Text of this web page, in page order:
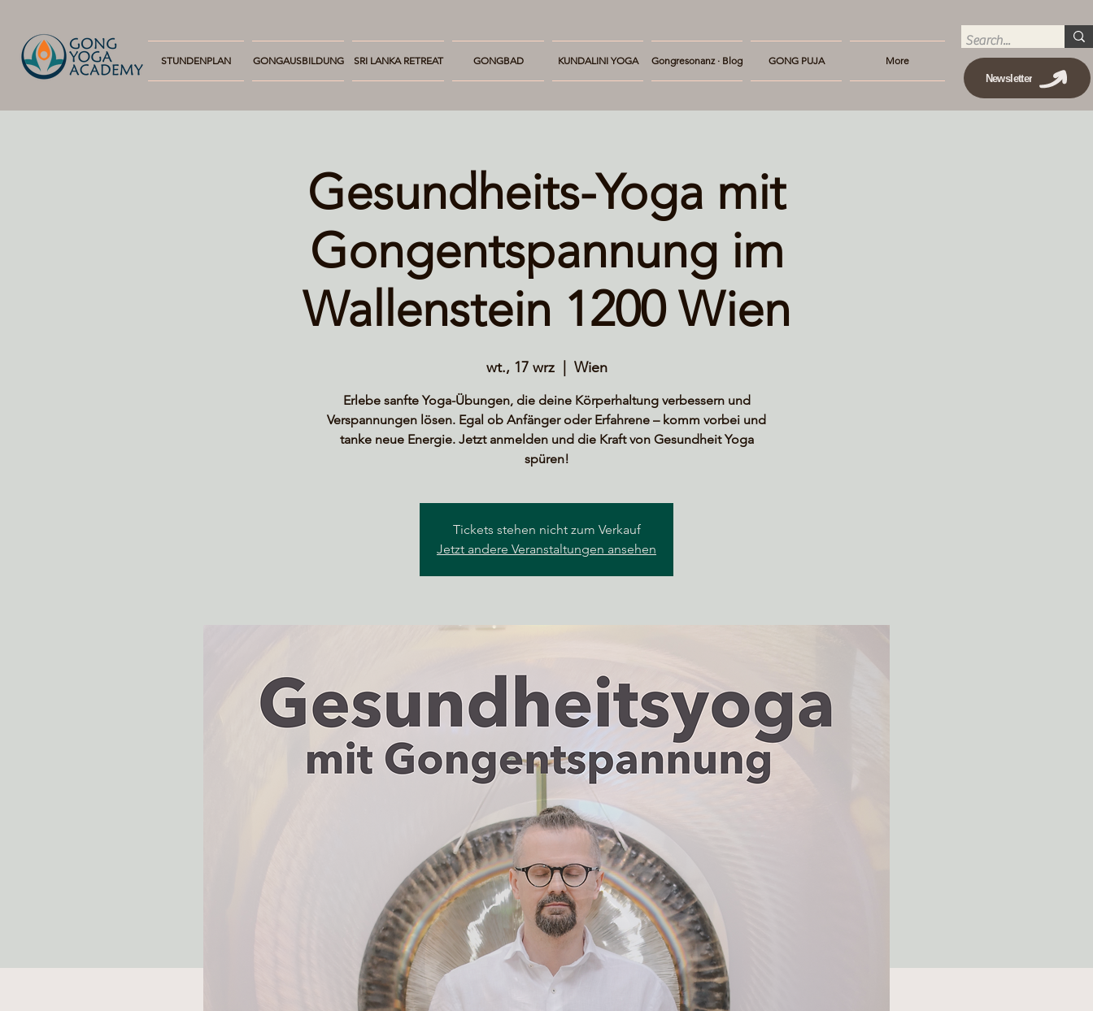
STUNDENPLAN GONGAUSBILDUNG SRI LANKA RETREAT GONGBAD KUNDALINI YOGA Gongresonanz · Blog GONG PUJA
More
Newsletter
Gesundheits-Yoga mit
Gongentspannung im
Wallenstein 1200 Wien
wt., 17 wrz
  |
Wien
Erlebe sanfte Yoga-Übungen, die deine Körperhaltung verbessern und
Verspannungen lösen. Egal ob Anfänger oder Erfahrene – komm vorbei und
tanke neue Energie. Jetzt anmelden und die Kraft von Gesundheit Yoga
spüren!
Tickets stehen nicht zum Verkauf
Jetzt andere Veranstaltungen ansehen